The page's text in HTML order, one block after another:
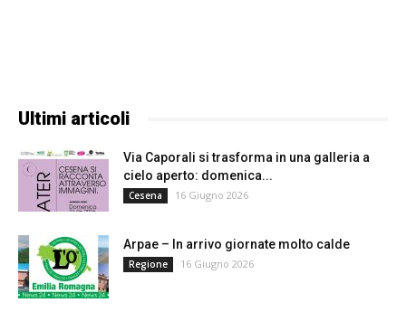
Ultimi articoli
Via Caporali si trasforma in una galleria a
cielo aperto: domenica...
Cesena 16 Giugno 2026
Arpae – In arrivo giornate molto calde
Regione 16 Giugno 2026